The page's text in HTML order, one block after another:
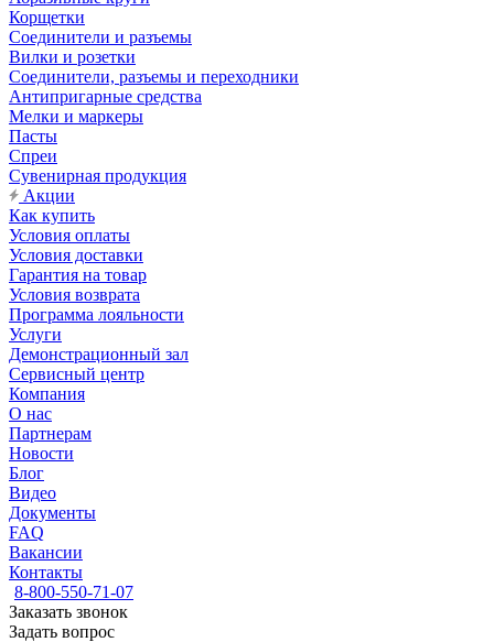
Корщетки
Соединители и разъемы
Вилки и розетки
Соединители, разъемы и переходники
Антипригарные средства
Мелки и маркеры
Пасты
Спреи
Сувенирная продукция
Акции
Как купить
Условия оплаты
Условия доставки
Гарантия на товар
Условия возврата
Программа лояльности
Услуги
Демонстрационный зал
Сервисный центр
Компания
О нас
Партнерам
Новости
Блог
Видео
Документы
FAQ
Вакансии
Контакты
8-800-550-71-07
Заказать звонок
Задать вопрос